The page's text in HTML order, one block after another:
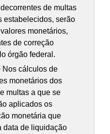
de multas
estabelecidos, serão
monetários,
de correção
órgão federal.
Nos cálculos de
monetários dos
multas a que se
aplicados os
monetária que
data de liquidação